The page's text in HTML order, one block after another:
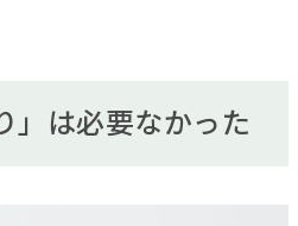
」は必要なかった